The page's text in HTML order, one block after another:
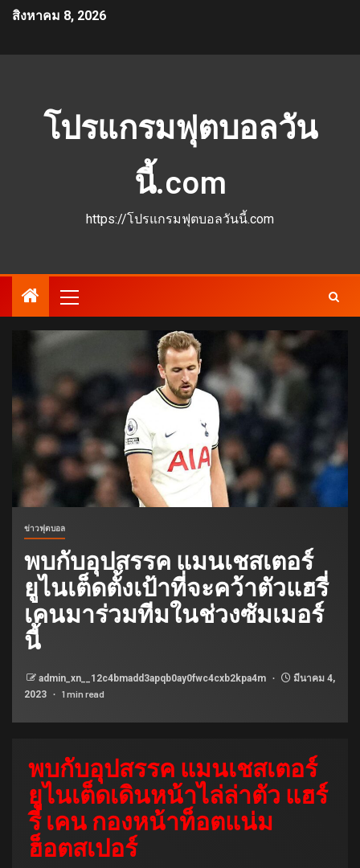
สิงหาคม 8, 2026
โปรแกรมฟุตบอลวัน
นี้.com
https://โปรแกรมฟุตบอลวันนี้.com
ข่าวฟุตบอล
พบกับอุปสรรค แมนเชสเตอร์
ยูไนเต็ดตั้งเป้าที่จะคว้าตัวแฮรี่
เคนมาร่วมทีมในช่วงซัมเมอร์
นี้
admin_xn__12c4bmadd3apqb0ay0fwc4cxb2kpa4m
มีนาคม 4,
2023
1 min read
พบกับอุปสรรค แมนเชสเตอร์
ยูไนเต็ดเดินหน้าไล่ล่าตัว แฮร์
รี่ เคน กองหน้าท็อตแน่ม
ฮ็อตสเปอร์